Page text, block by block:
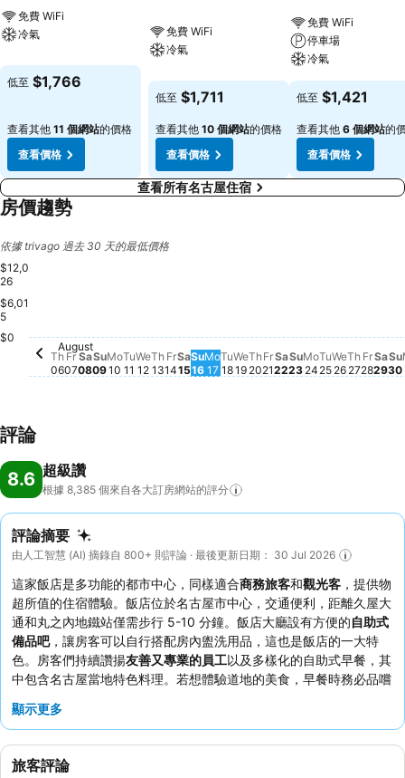
免費 WiFi
冷氣
低至 $1,766
查看其他 11 個網站的價格
查看價格
免費 WiFi
冷氣
低至 $1,711
查看其他 10 個網站的價格
查看價格
免費 WiFi
停車場
冷氣
低至 $1,421
查看其他 6 個網站的
查看價格
查看所有名古屋住宿
房價趨勢
依據 trivago 過去 30 天的最低價格
$12,0
26
$6,01
5
$0
Thursday, August 06
$2,695
August
Th
06
Friday, August 07
$2,882
Fr
07
Saturday, August 08
$3,573
Sa
08
Sunday, August 09
$2,915
Su
09
Monday, August 10
$2,725
Mo
10
Tuesday, August 11
$3,191
Tu
11
Wednesday, August 12
We
12
Thursday, August 13
$2,683
Th
13
Friday, August 14
$2,638
Fr
14
Saturday, August 15
$2,920
Sa
15
Sunday, August 16
$2,241
Su
16
Monday, August 17
$2,238
Mo
17
Tuesday, August 18
$2,363
Tu
18
Wednesday, August 19
$2,197
We
19
Thursday, August 20
$2,550
Th
20
Friday, August 21
$2,519
Fr
21
Sa
22
Sunday,
$2,248
Su
23
Monday,
$2,305
Mo
24
Tuesday,
$2,716
Tu
25
$2,585
We
26
$2,296
Th
27
Fr
28
Sa
29
Su
30
評論
8.6 超級讚
根據 8,385 個來自各大訂房網站的評分
評論摘要
由人工智慧 (AI) 摘錄自 800+ 則評論 · 最後更新日期： 30 Jul 2026
這家飯店是多功能的都市中心，同樣適合商務旅客和觀光客 ，提供物
超所值的住宿體驗。飯店位於名古屋市中心，交通便利，距離久屋大
通和丸之內地鐵站僅需步行 5-10 分鐘。飯店大廳設有方便的自助式
備品吧，讓房客可以自行搭配房內盥洗用品，這也是飯店的一大特
色。房客們持續讚揚友善又專業的員工以及多樣化的自助式早餐，其
中包含名古屋當地特色料理。若想體驗道地的美食，早餐時務必品嚐
顯示更多
旅客評論